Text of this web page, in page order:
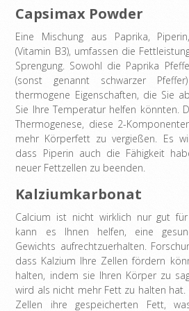
Capsimax Powder
Eine Mischung aus Paprika,
(Vitamin B3), umfassen die
Sprengung. Sowohl die Paprika
(sonst genannt schwarzer
thermogene Eigenschaften, die Sie
Sie Ihre Temperatur helfen könnten.
Thermogenese, diese 2-
mehr Körperfett zu vergießen. Es
dass Piperin auch die Fähigkeit
neuer Fettzellen zu beenden.
Kalziumkarbonat
Calcium ist nicht wirklich nur gut
kann es Ihnen helfen, eine
Gewichts aufrechtzuerhalten.
dass Kalzium Ihre Zellen fördern
halten, indem sie Ihren Körper zu
wird als nicht mehr Fett zu halten
Zellen ihre gespeicherten Fett,